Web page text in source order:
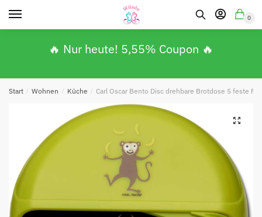
0
🔥 Nur heute! 5,55% Coupon 🔥
Start / Wohnen / Küche / Carl Oscar Bento Disc drehbare Brotdose 5 feste
🔍